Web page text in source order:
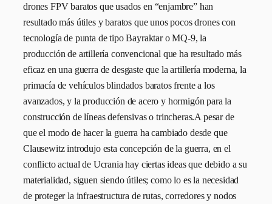
drones FPV baratos que usados en “enjambre” han
resultado más útiles y baratos que unos pocos drones con
tecnología de punta de tipo Bayraktar o MQ-9, la
producción de artillería convencional que ha resultado más
eficaz en una guerra de desgaste que la artillería moderna, la
primacía de vehículos blindados baratos frente a los
avanzados, y la producción de acero y hormigón para la
construcción de líneas defensivas o trincheras.A pesar de
que el modo de hacer la guerra ha cambiado desde que
Clausewitz introdujo esta concepción de la guerra, en el
conflicto actual de Ucrania hay ciertas ideas que debido a su
materialidad, siguen siendo útiles; como lo es la necesidad
de proteger la infraestructura de rutas, corredores y nodos